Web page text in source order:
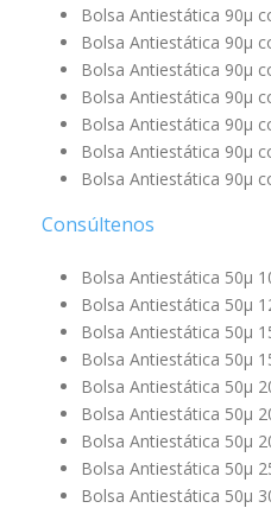
Bolsa Antiestática 90µ
Bolsa Antiestática 90µ
Bolsa Antiestática 90µ
Bolsa Antiestática 90µ
Bolsa Antiestática 90µ
Bolsa Antiestática 90µ
Bolsa Antiestática 90µ
Consúltenos
Bolsa Antiestática 50µ
Bolsa Antiestática 50µ
Bolsa Antiestática 50µ
Bolsa Antiestática 50µ
Bolsa Antiestática 50µ
Bolsa Antiestática 50µ
Bolsa Antiestática 50µ
Bolsa Antiestática 50µ
Bolsa Antiestática 50µ